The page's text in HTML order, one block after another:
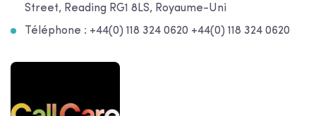
Street, Reading RG1 8LS, Royaume-Uni
Téléphone : +44(0) 118 324 0620 +44(0) 118 324 0620